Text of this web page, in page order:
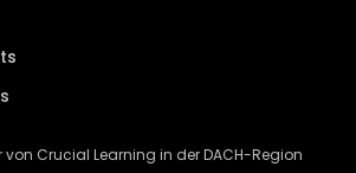
von Crucial Learning in der DACH-Region